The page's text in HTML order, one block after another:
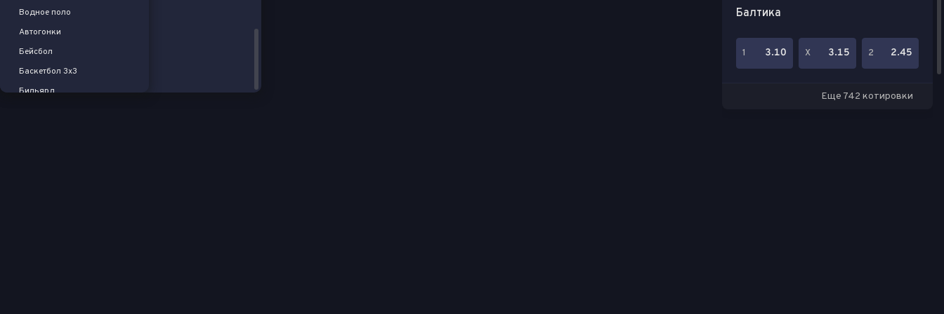
Балтика
1 3.10 Х 3.15 2 2.45
Еще 742 котировки
Стамбул 2
Пловдив 2
Водное поло
Автогонки
Бейсбол
Баскетбол 3x3
Бильярд